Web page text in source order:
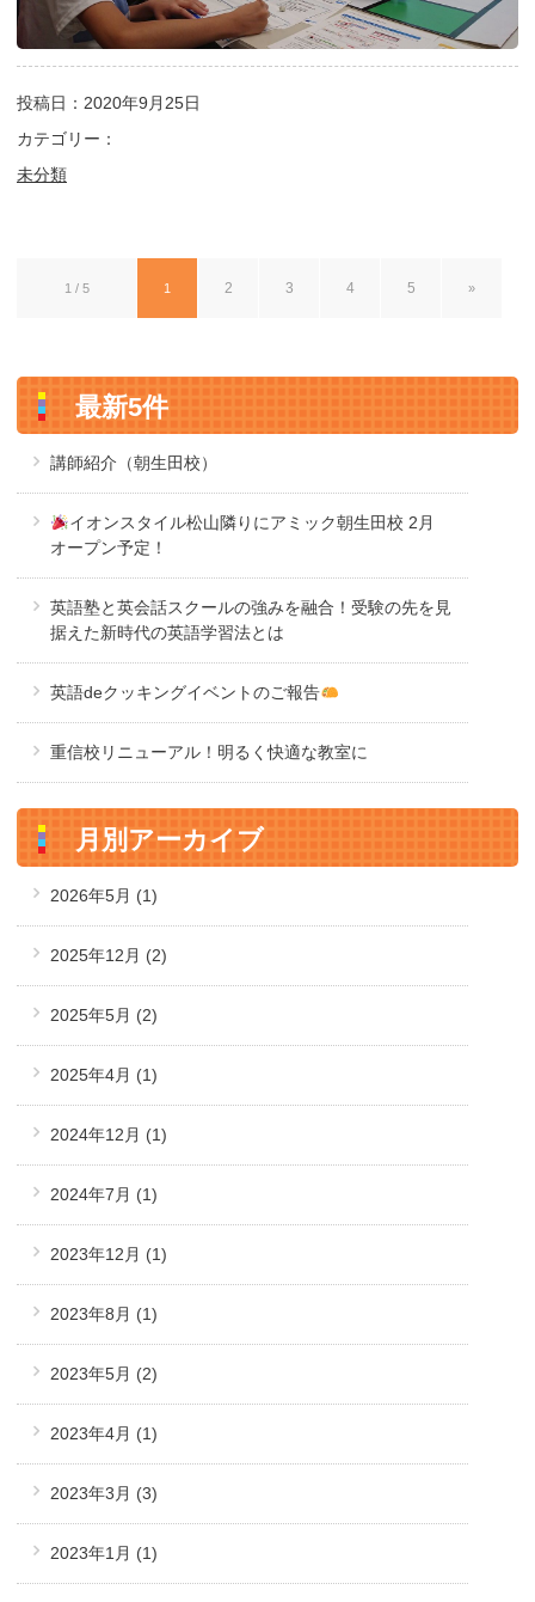
投稿日：2020年9月25日
カテゴリー：
未分類
1 / 5 1 2 3 4 5 »
最新5件
講師紹介（朝生田校）
イオンスタイル松山隣りにアミック朝生田校 2月
オープン予定！
英語塾と英会話スクールの強みを融合！受験の先を見
据えた新時代の英語学習法とは
英語deクッキングイベントのご報告
重信校リニューアル！明るく快適な教室に
月別アーカイブ
2026年5月 (1)
2025年12月 (2)
2025年5月 (2)
2025年4月 (1)
2024年12月 (1)
2024年7月 (1)
2023年12月 (1)
2023年8月 (1)
2023年5月 (2)
2023年4月 (1)
2023年3月 (3)
2023年1月 (1)